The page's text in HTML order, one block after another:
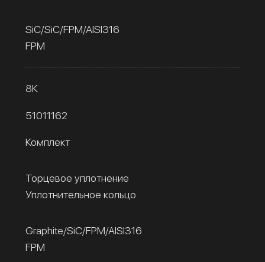
SiC/SiC/FPM/AISI316
FPM
8К
51011162
Комплект
Торцевое уплотнение
Уплотнительное кольцо
Graphite/SiC/FPM/AISI316
FPM